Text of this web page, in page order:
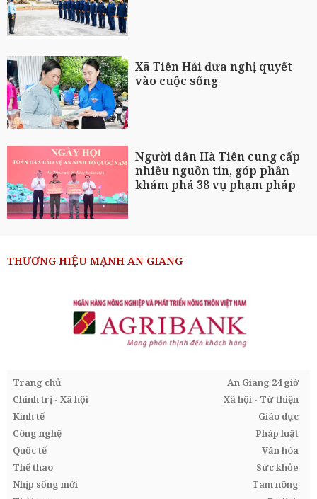
Xã Tiên Hải đưa nghị quyết
vào cuộc sống
Người dân Hà Tiên cung cấp
nhiều nguồn tin, góp phần
khám phá 38 vụ phạm pháp
THƯƠNG HIỆU MẠNH AN GIANG
Trang chủ
An Giang 24 giờ
Chính trị - Xã hội
Xã hội - Từ thiện
Kinh tế
Giáo dục
Công nghệ
Pháp luật
Quốc tế
Văn hóa
Thể thao
Sức khỏe
Nhịp sống mới
Tam nông